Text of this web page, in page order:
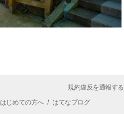
規約違反を通報する
はじめての方へ/ はてなブログ